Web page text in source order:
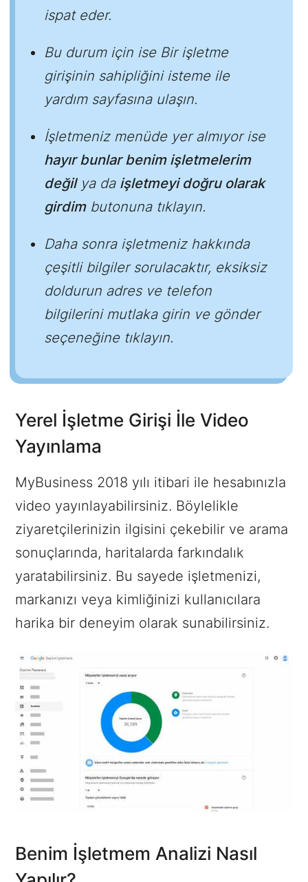
ispat eder.
Bu durum için ise Bir işletme
girişinin sahipliğini isteme ile
yardım sayfasına ulaşın.
İşletmeniz menüde yer almıyor ise
hayır bunlar benim işletmelerim
değilya da işletmeyi doğru olarak
girdimbutonuna tıklayın.
Daha sonra işletmeniz hakkında
çeşitli bilgiler sorulacaktır, eksiksiz
doldurun adres ve telefon
bilgilerini mutlaka girin ve gönder
seçeneğine tıklayın.
Yerel İşletme Girişi İle Video
Yayınlama
MyBusiness 2018 yılı itibari ile hesabınızla
video yayınlayabilirsiniz. Böylelikle
ziyaretçilerinizin ilgisini çekebilir ve arama
sonuçlarında, haritalarda farkındalık
yaratabilirsiniz. Bu sayede işletmenizi,
markanızı veya kimliğinizi kullanıcılara
harika bir deneyim olarak sunabilirsiniz.
Benim İşletmem Analizi Nasıl